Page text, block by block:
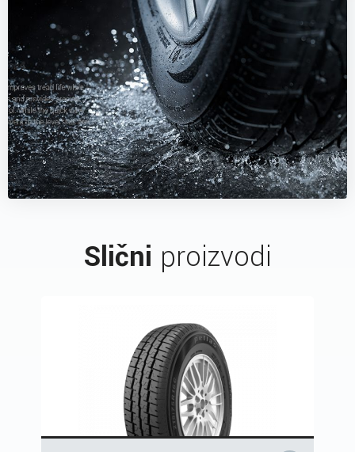
Slični proizvodi